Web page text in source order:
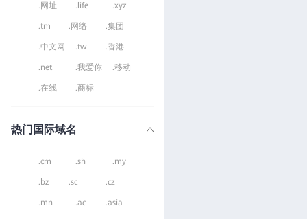
.网址 .life .xyz
.tm .网络 .集团
.中文网 .tw .香港
.net .我爱你 .移动
.在线 .商标
热门国际域名
.cm .sh .my
.bz .sc .cz
.mn .ac .asia